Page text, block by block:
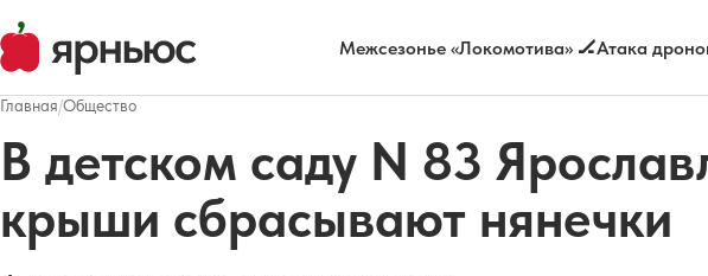
Межсезонье «Локомотива» 🏒Атака
Главная/Общество
В детском саду N 83
крыши сбрасывают нянечки